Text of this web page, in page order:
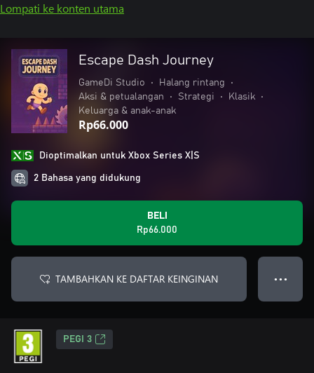
Lompati ke konten utama
Escape Dash Journey
GameDi Studio • Halang rintang
•
Aksi & petualangan
• Strategi • Klasik
•
Keluarga & anak-anak
Rp66.000
Dioptimalkan untuk Xbox Series X|S
2 Bahasa yang didukung
BELI
Rp66.000
TAMBAHKAN KE DAFTAR KEINGINAN ● ● ●
PEGI 3